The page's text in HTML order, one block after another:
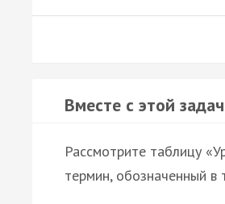
Вместе с этой
Рассмотрите таблицу
термин, обозначенный в